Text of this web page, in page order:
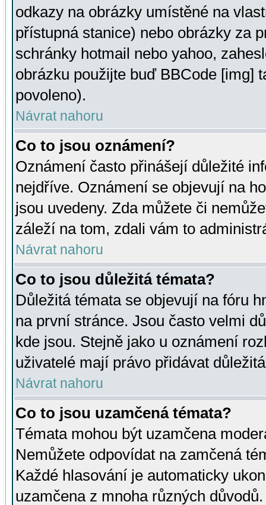
odkazy na obrázky umístěné na
přístupná stanice) nebo obrázky za
schránky hotmail nebo yahoo,
obrázku použijte buď BBCode [img]
povoleno).
Návrat nahoru
Co to jsou oznámení?
Oznámení často přinášejí důležité
nejdříve. Oznámení se objevují na
jsou uvedeny. Zda můžete či
záleží na tom, zdali vám to
Návrat nahoru
Co to jsou důležitá témata?
Důležitá témata se objevují na fóru
na první stránce. Jsou často velmi
kde jsou. Stejně jako u oznámení
uživatelé mají právo přidávat
Návrat nahoru
Co to jsou uzamčená témata?
Témata mohou být uzamčena
Nemůžete odpovídat na zamčená
Každé hlasování je automaticky
uzamčena z mnoha různých důvodů.